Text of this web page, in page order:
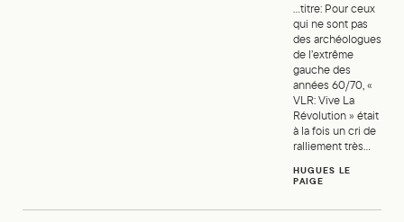
...titre: Pour ceux
qui ne sont pas
des archéologues
de l’extrême
gauche des
années 60/70, «
VLR: Vive La
Révolution » était
à la fois un cri de
ralliement très...
HUGUES LE
PAIGE